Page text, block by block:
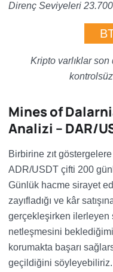
Direnç Seviyeleri
Kripto varlıklar
kontrolsüz
Mines of
Analizi – DAR/
Birbirine zıt
ADR/USDT çifti 200
Günlük hacme sirayet
zayıfladığı ve kâr
gerçekleşirken ilerleyen
netleşmesini
korumakta başarı
geçildiğini